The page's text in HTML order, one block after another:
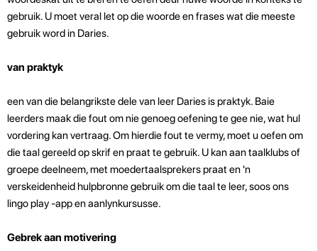
gebruik. U moet veral let op die woorde en frases wat die meeste
gebruik word in Daries.
van praktyk
een van die belangrikste dele van leer Daries is praktyk. Baie
leerders maak die fout om nie genoeg oefening te gee nie, wat hul
vordering kan vertraag. Om hierdie fout te vermy, moet u oefen om
die taal gereeld op skrif en praat te gebruik. U kan aan taalklubs of
groepe deelneem, met moedertaalsprekers praat en 'n
verskeidenheid hulpbronne gebruik om die taal te leer, soos ons
lingo play -app en aanlynkursusse.
Gebrek aan motivering